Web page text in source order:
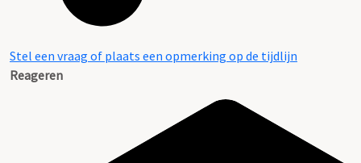
Stel een vraag of plaats een opmerking op de tijdlijn
Reageren